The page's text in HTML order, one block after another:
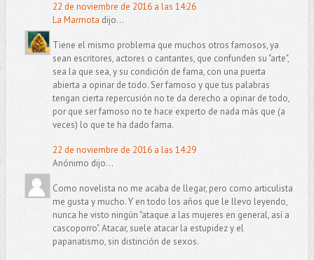
22 de noviembre de 2016 a las 14:26
La Marmota dijo...
Tiene el mismo problema que muchos otros famosos, ya
sean escritores, actores o cantantes, que confunden su "arte",
sea la que sea, y su condición de fama, con una puerta
abierta a opinar de todo. Ser famoso y que tus palabras
tengan cierta repercusión no te da derecho a opinar de todo,
por que ser famoso no te hace experto de nada más que (a
veces) lo que te ha dado fama.
22 de noviembre de 2016 a las 14:29
Anónimo dijo...
Como novelista no me acaba de llegar, pero como articulista
me gusta y mucho. Y en todo los años que le llevo leyendo,
nunca he visto ningún "ataque a las mujeres en general, así a
cascoporro". Atacar, suele atacar la estupidez y el
papanatismo, sin distinción de sexos.